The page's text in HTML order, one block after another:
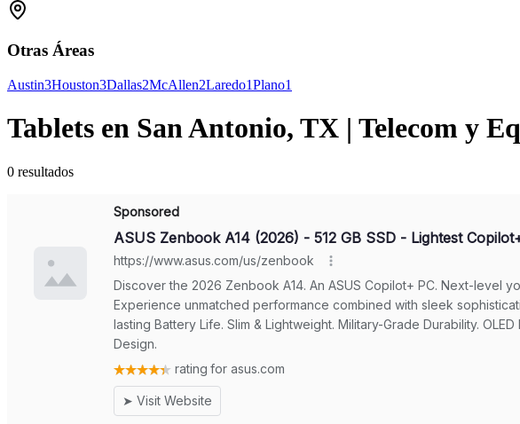
Otras Áreas
Austin3Houston3Dallas2McAllen2Laredo1Plano1
Tablets en San Antonio, TX | Telecom y
0 resultados